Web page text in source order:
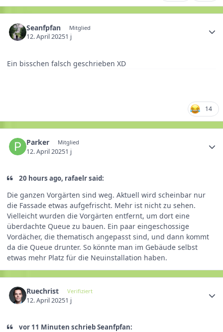
Seanfpfan Mitglied
12. April 20251 j
Ein bisschen falsch geschrieben XD
14
Parker Mitglied
12. April 20251 j
20 hours ago, rafaelr said:
Die ganzen Vorgärten sind weg. Aktuell wird scheinbar nur
die Fassade etwas aufgefrischt. Mehr ist nicht zu sehen.
Vielleicht wurden die Vorgärten entfernt, um dort eine
überdachte Queue zu bauen. Ein paar eingeschossige
Vordächer, die thematisch angepasst sind, und dann kommt
da die Queue drunter. So könnte man im Gebäude selbst
etwas mehr Platz für die Neuinstallation haben.
Ruechrist Verifiziert
12. April 20251 j
vor 11 Minuten schrieb Seanfpfan: